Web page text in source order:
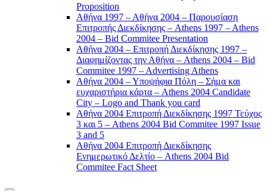
Proposition
Αθήνα 1997 – Αθήνα 2004 – Παρουσίαση
Επιτροπής Διεκδίκησης – Athens 1997 – Athens
2004 – Bid Commitee Presentation
Αθήνα 2004 – Επιτροπή Διεκδίκησης 1997 –
Διαφημίζοντας την Αθήνα – Athens 2004 – Bid
Commitee 1997 – Advertising Athens
Αθήνα 2004 – Υποψήφια Πόλη – Σήμα και
ευχαριστήρια κάρτα – Athens 2004 Candidate
City – Logo and Thank you card
Αθήνα 2004 Επιτροπή Διεκδίκησης 1997 Τεύχος
3 και 5 – Athens 2004 Bid Commitee 1997 Issue
3 and 5
Αθήνα 2004 Επιτροπή Διεκδίκησης
Ενημερωτικό Δελτίο – Athens 2004 Bid
Commitee Fact Sheet